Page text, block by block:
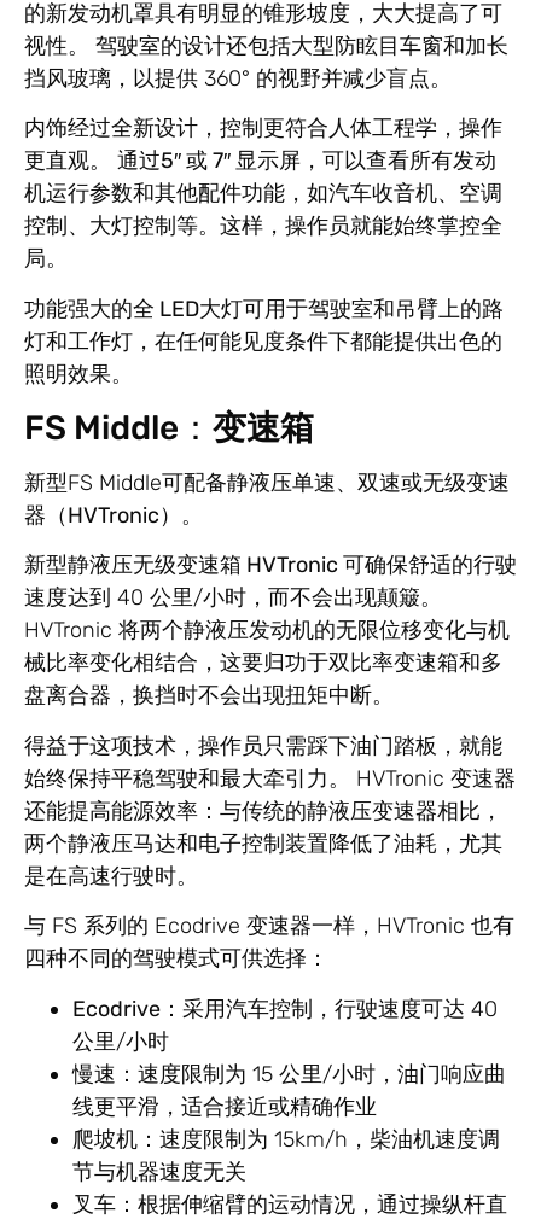
的新发动机罩具有明显的锥形坡度，大大提高了可
视性。 驾驶室的设计还包括大型防眩目车窗和加长
挡风玻璃，以提供 360° 的视野并减少盲点。
内饰经过全新设计，控制更符合人体工程学，操作
更直观。 通过5″ 或 7″ 显示屏 ，可以查看所有发动
机运行参数和其他配件功能，如汽车收音机、空调
控制、大灯控制等。这样，操作员就能始终掌控全
局。
功能强大的全 LED大灯可用于驾驶室和吊臂上的路
灯和工作灯，在任何能见度条件下都能提供出色的
照明效果。
FS Middle： 变速箱
新型FS Middle可配备静液压单速、双速或无级变速
器（HVTronic） 。
新型静液压无级变速箱 HVTronic 可确保舒适的行驶
速度达到 40 公里/小时，而不会出现颠簸。
HVTronic 将两个静液压发动机的无限位移变化与机
械比率变化相结合，这要归功于双比率变速箱和多
盘离合器，换挡时不会出现扭矩中断。
得益于这项技术，操作员只需踩下油门踏板，就能
始终保持平稳驾驶和最大牵引力。 HVTronic 变速器
还能提高能源效率：与传统的静液压变速器相比，
两个静液压马达和电子控制装置降低了油耗，尤其
是在高速行驶时。
与 FS 系列的 Ecodrive 变速器一样，HVTronic 也有
四种不同的驾驶模式可供选择：
Ecodrive ：采用汽车控制，行驶速度可达 40
公里/小时
慢速 ：速度限制为 15 公里/小时，油门响应曲
线更平滑，适合接近或精确作业
爬坡机 ：速度限制为 15km/h，柴油机速度调
节与机器速度无关
叉车 ：根据伸缩臂的运动情况，通过操纵杆直